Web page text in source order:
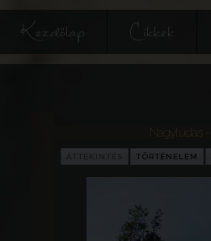
Kezdőlap Cikkek
TÖRTÉNELEM